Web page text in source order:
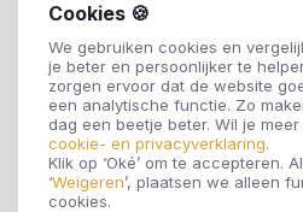
Cookies 🍪
We gebruiken cookies en
je beter en persoonlijker te
zorgen ervoor dat de website
een analytische functie. Zo
dag een beetje beter. Wil je
cookie- en privacyverklaring.
Klik op ‘Oké’ om te accepteren.
‘Weigeren’, plaatsen we alleen
cookies.
Specificaties
Soort vloer:
Motief: